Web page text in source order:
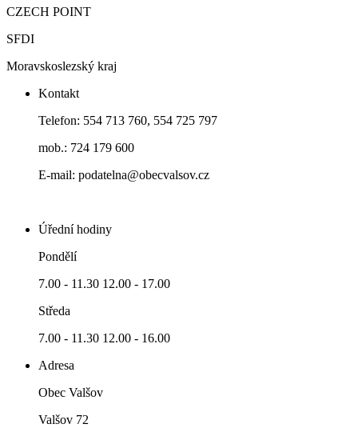
CZECH POINT
SFDI
Moravskoslezský kraj
Kontakt
Telefon: 554 713 760, 554 725 797
mob.: 724 179 600
E-mail: podatelna@obecvalsov.cz
Úřední hodiny
Pondělí
7.00 - 11.30 12.00 - 17.00
Středa
7.00 - 11.30 12.00 - 16.00
Adresa
Obec Valšov
Valšov 72